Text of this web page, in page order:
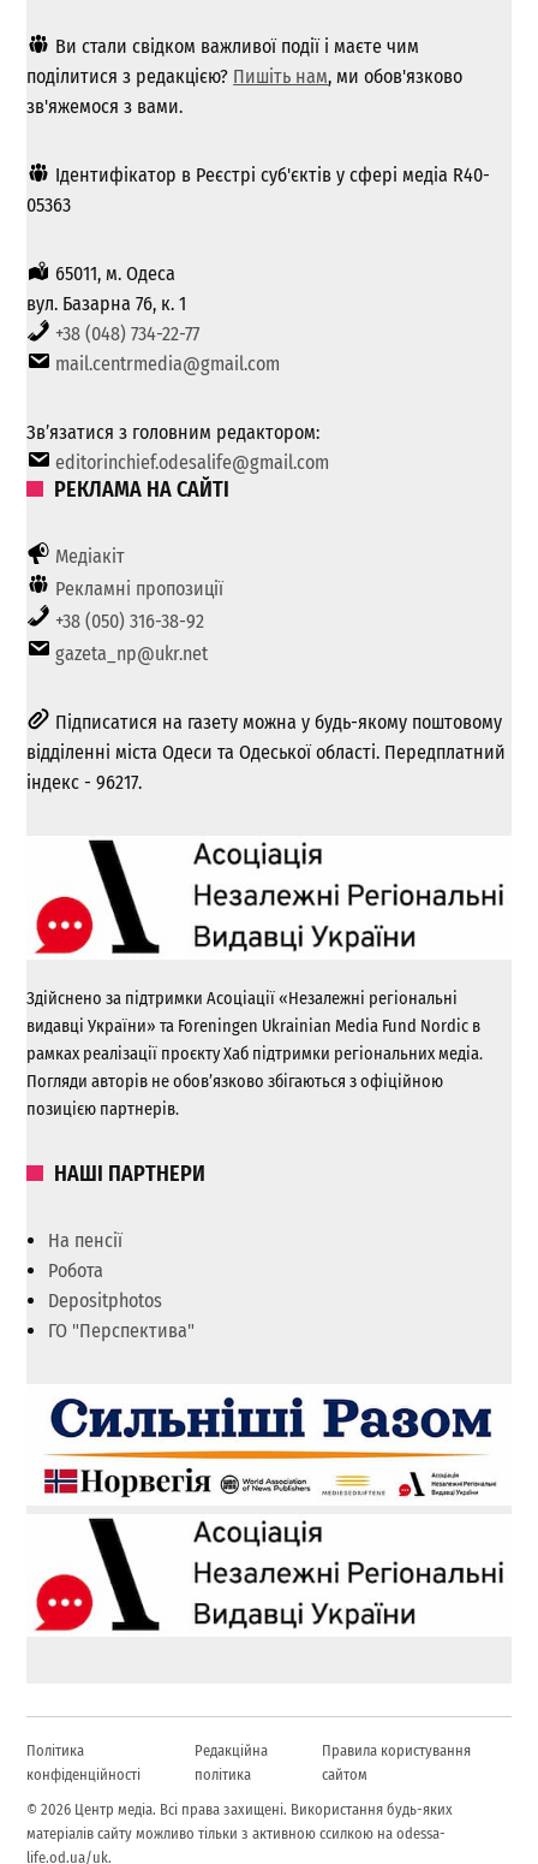
Ви стали свідком важливої ​​події і маєте чим
поділитися з редакцією? Пишіть нам, ми обов'язково
зв'яжемося з вами.
Ідентифікатор в Реєстрі суб'єктів у сфері медіа R40-
05363
65011, м. Одеса
вул. Базарна 76, к. 1
+38 (048) 734-22-77
mail.centrmedia@gmail.com
Зв’язатися з головним редактором:
editorinchief.odesalife@gmail.com
РЕКЛАМА НА САЙТІ
Медіакіт
Рекламні пропозиції
+38 (050) 316-38-92
gazeta_np@ukr.net
Підписатися на газету можна у будь-якому поштовому
відділенні міста Одеси та Одеської області. Передплатний
індекс - 96217.
Здійснено за підтримки Асоціації «Незалежні регіональні
видавці України» та Foreningen Ukrainian Media Fund Nordic в
рамках реалізації проєкту Хаб підтримки регіональних медіа.
Погляди авторів не обов’язково збігаються з офіційною
позицією партнерів.
НАШІ ПАРТНЕРИ
На пенсії
Робота
Depositphotos
ГО "Перспектива"
Політика
конфіденційності
Редакційна
політика
Правила користування
сайтом
© 2026 Центр медіа. Всі права захищені. Використання будь-яких
матеріалів сайту можливо тільки з активною ссилкою на odessa-
life.od.ua/uk.